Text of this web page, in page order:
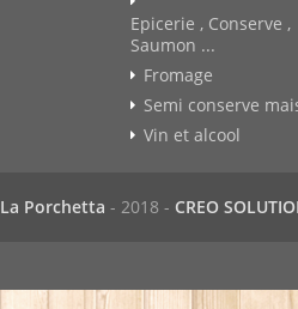
Epicerie , Conserve ,
Saumon ...
Fromage
Semi conserve
Vin et alcool
La Porchetta - 2018 - CREO